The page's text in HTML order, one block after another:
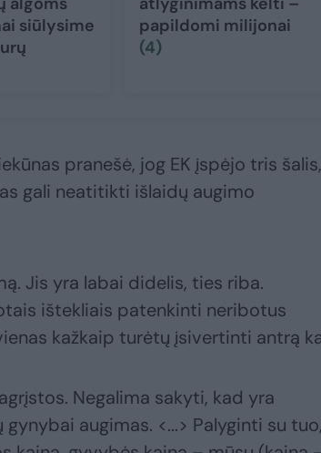
siūlysime
papildomi milijonai
(4)
pranešė, jog EK įspėjo tris šalis,
gali neatitikti išlaidų augimo
Jis yra labai didelis, ties riba.
ištekliais patenkinti neribotus
kažkaip turėtų įsivertinti antrą
Negalima sakyti, kad yra
augimas. <...> Palyginti su